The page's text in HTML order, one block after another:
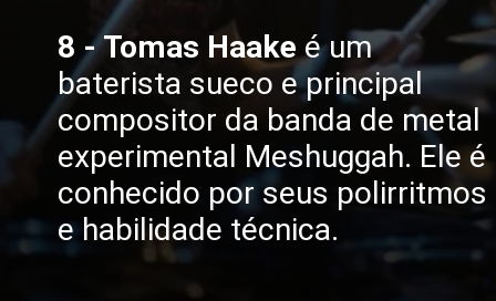
8 - Tomas Haake é um
baterista sueco e principal
compositor da banda de metal
experimental Meshuggah. Ele é
conhecido por seus polirritmos
e habilidade técnica.